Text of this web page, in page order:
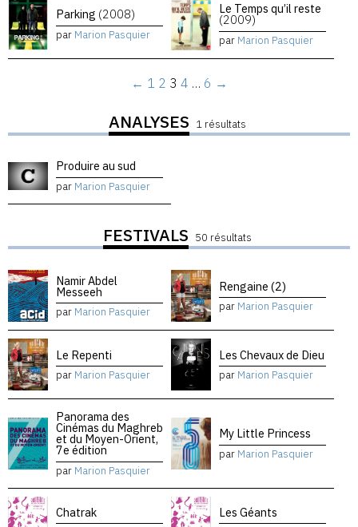
Parking (2008)
par Marion Pasquier
Le Temps qu’il reste
(2009)
par Marion Pasquier
← 1 2 3 4 … 6 →
ANALYSES 1 résultats
Produire au sud
par Marion Pasquier
FESTIVALS 50 résultats
Namir Abdel
Messeeh
par Marion Pasquier
Rengaine (2)
par Marion Pasquier
Le Repenti
par Marion Pasquier
Les Chevaux de Dieu
par Marion Pasquier
Panorama des
Cinémas du Maghreb
et du Moyen-Orient,
7e édition
par Marion Pasquier
My Little Princess
par Marion Pasquier
Chatrak Les Géants